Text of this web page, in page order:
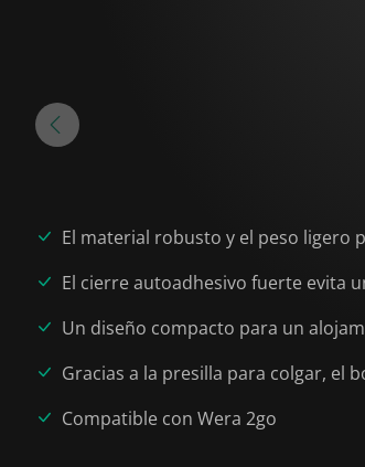
El material robusto y el peso
El cierre autoadhesivo fuerte evita
Un diseño compacto para un
Gracias a la presilla para colgar, el
Compatible con Wera 2go